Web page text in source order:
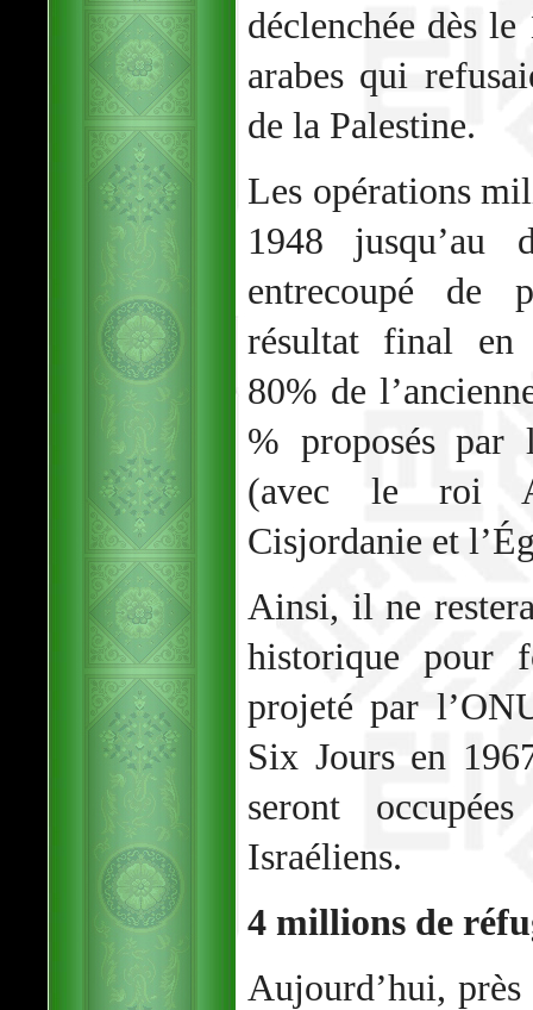
déclenchée dès
arabes qui
de la Palestine.
Les opérations
1948 jusqu’au
entrecoupé de
résultat final en
80% de
% proposés par
(avec le roi
Cisjordanie et
Ainsi, il ne
historique pour
projeté par
Six Jours en
seront
Israéliens.
4 millions de
Aujourd’hui,